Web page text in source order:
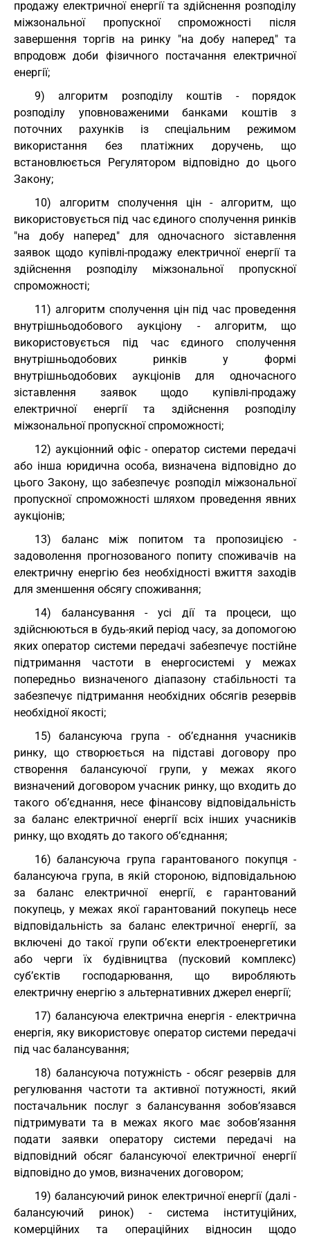
продажу електричної енергії та здійснення розподілу
міжзональної пропускної спроможності після
завершення торгів на ринку "на добу наперед" та
впродовж доби фізичного постачання електричної
енергії;
9) алгоритм розподілу коштів - порядок
розподілу уповноваженими банками коштів з
поточних рахунків із спеціальним режимом
використання без платіжних доручень, що
встановлюється Регулятором відповідно до цього
Закону;
10) алгоритм сполучення цін - алгоритм, що
використовується під час єдиного сполучення ринків
"на добу наперед" для одночасного зіставлення
заявок щодо купівлі-продажу електричної енергії та
здійснення розподілу міжзональної пропускної
спроможності;
11) алгоритм сполучення цін під час проведення
внутрішньодобового аукціону - алгоритм, що
використовується під час єдиного сполучення
внутрішньодобових ринків у формі
внутрішньодобових аукціонів для одночасного
зіставлення заявок щодо купівлі-продажу
електричної енергії та здійснення розподілу
міжзональної пропускної спроможності;
12) аукціонний офіс - оператор системи передачі
або інша юридична особа, визначена відповідно до
цього Закону, що забезпечує розподіл міжзональної
пропускної спроможності шляхом проведення явних
аукціонів;
13) баланс між попитом та пропозицією -
задоволення прогнозованого попиту споживачів на
електричну енергію без необхідності вжиття заходів
для зменшення обсягу споживання;
14) балансування - усі дії та процеси, що
здійснюються в будь-який період часу, за допомогою
яких оператор системи передачі забезпечує постійне
підтримання частоти в енергосистемі у межах
попередньо визначеного діапазону стабільності та
забезпечує підтримання необхідних обсягів резервів
необхідної якості;
15) балансуюча група - об’єднання учасників
ринку, що створюється на підставі договору про
створення балансуючої групи, у межах якого
визначений договором учасник ринку, що входить до
такого об’єднання, несе фінансову відповідальність
за баланс електричної енергії всіх інших учасників
ринку, що входять до такого об’єднання;
16) балансуюча група гарантованого покупця -
балансуюча група, в якій стороною, відповідальною
за баланс електричної енергії, є гарантований
покупець, у межах якої гарантований покупець несе
відповідальність за баланс електричної енергії, за
включені до такої групи об’єкти електроенергетики
або черги їх будівництва (пусковий комплекс)
суб’єктів господарювання, що виробляють
електричну енергію з альтернативних джерел енергії;
17) балансуюча електрична енергія - електрична
енергія, яку використовує оператор системи передачі
під час балансування;
18) балансуюча потужність - обсяг резервів для
регулювання частоти та активної потужності, який
постачальник послуг з балансування зобов’язався
підтримувати та в межах якого має зобов’язання
подати заявки оператору системи передачі на
відповідний обсяг балансуючої електричної енергії
відповідно до умов, визначених договором;
19) балансуючий ринок електричної енергії (далі -
балансуючий ринок) - система інституційних,
комерційних та операційних відносин щодо